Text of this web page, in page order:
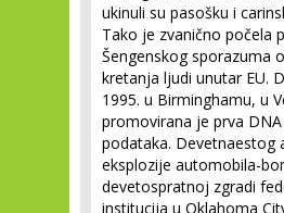
ukinuli su pasošku i
Tako je zvanično počela
Šengenskog sporazuma
kretanja ljudi unutar EU.
1995. u Birminghamu, u
promovirana je prva DNA
podataka. Devetnaestog
eksplozije automobila-
devetospratnoj zgradi
institucija u Oklahoma